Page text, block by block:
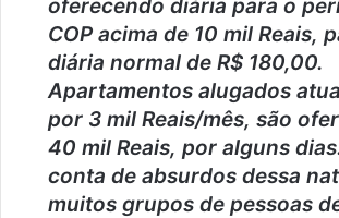
oferecendo diária para o
COP acima de 10 mil Reais,
diária normal de R$ 180,00.
Apartamentos alugados
por 3 mil Reais/mês, são
40 mil Reais, por alguns
conta de absurdos dessa
muitos grupos de pessoas